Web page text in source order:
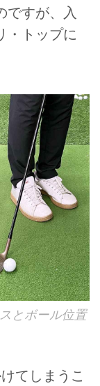
ですが、入
・トップに
とボール位置
てしまうこ